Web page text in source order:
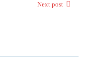
Next post